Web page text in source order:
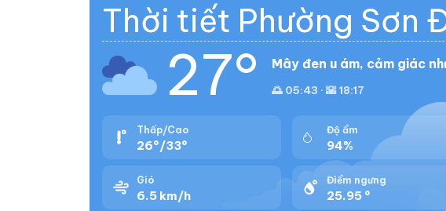
Thời tiết Phường Sơn
27° Mây đen u ám, cảm giác
🌅 05:43 · 🌇 18:17
Thấp/Cao
26°/33°
Độ ẩm
94%
Gió
6.5 km/h
Điểm ngưng
25.95 °